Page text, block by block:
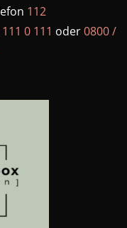
112
0 111 oder0800 /